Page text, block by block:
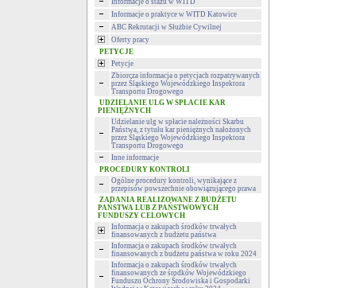
Informacje o stażu w WITD
Informacje o praktyce w WITD Katowice
ABC Rekrutacji w Służbie Cywilnej
Oferty pracy
PETYCJE
Petycje
Zbiorcza informacja o petycjach rozpatrywanych
przez Śląskiego Wojewódzkiego Inspektora
Transportu Drogowego
UDZIELANIE ULG W SPŁACIE KAR
PIENIĘŻNYCH
Udzielanie ulg w spłacie należności Skarbu
Państwa, z tytułu kar pieniężnych nałożonych
przez Śląskiego Wojewódzkiego Inspektora
Transportu Drogowego
Inne informacje
PROCEDURY KONTROLI
Ogólne procedury kontroli, wynikające z
przepisów powszechnie obowiązującego prawa
ZADANIA REALIZOWANE Z BUDŻETU
PAŃSTWA LUB Z PAŃSTWOWYCH
FUNDUSZY CELOWYCH
Informacja o zakupach środków trwałych
finansowanych z budżetu państwa
Informacja o zakupach środków trwałych
finansowanych z budżetu państwa w roku 2024
Informacja o zakupach środków trwałych
finansowanych ze środków Wojewódzkiego
Funduszu Ochrony Środowiska i Gospodarki